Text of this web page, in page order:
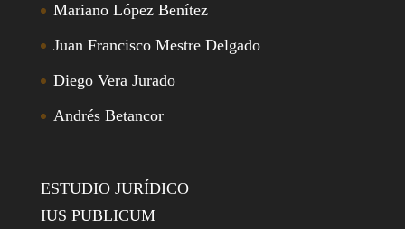
Mariano López Benítez
Juan Francisco Mestre Delgado
Diego Vera Jurado
Andrés Betancor
ESTUDIO JURÍDICO
IUS PUBLICUM